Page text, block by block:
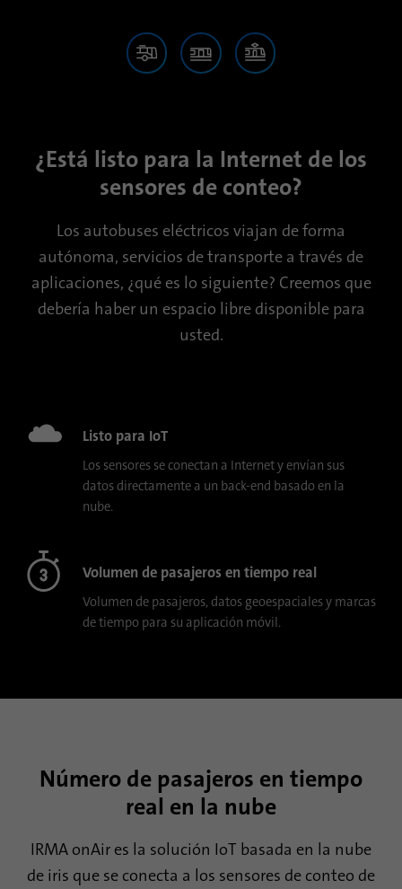
¿Está listo para la Internet de los
sensores de conteo?
Los autobuses eléctricos viajan de forma
autónoma, servicios de transporte a través de
aplicaciones, ¿qué es lo siguiente? Creemos que
debería haber un espacio libre disponible para
usted.
Listo para IoT
Los sensores se conectan a Internet y envían sus
datos directamente a un back-end basado en la
nube.
Volumen de pasajeros en tiempo real
Volumen de pasajeros, datos geoespaciales y marcas
de tiempo para su aplicación móvil.
Número de pasajeros en tiempo
real en la nube
IRMA onAir es la solución IoT basada en la nube
de iris que se conecta a los sensores de conteo de